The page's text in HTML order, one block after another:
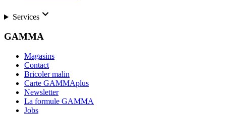
Services
GAMMA
Magasins
Contact
Bricoler malin
Carte GAMMAplus
Newsletter
La formule GAMMA
Jobs